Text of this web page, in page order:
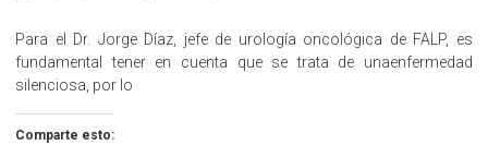
Cargo»,
promueve
Para el Dr. Jorge Díaz, jefe de urología oncológica de FALP, es
fundamental tener en cuenta que se trata de unaenfermedad
silenciosa, por lo
Comparte esto: